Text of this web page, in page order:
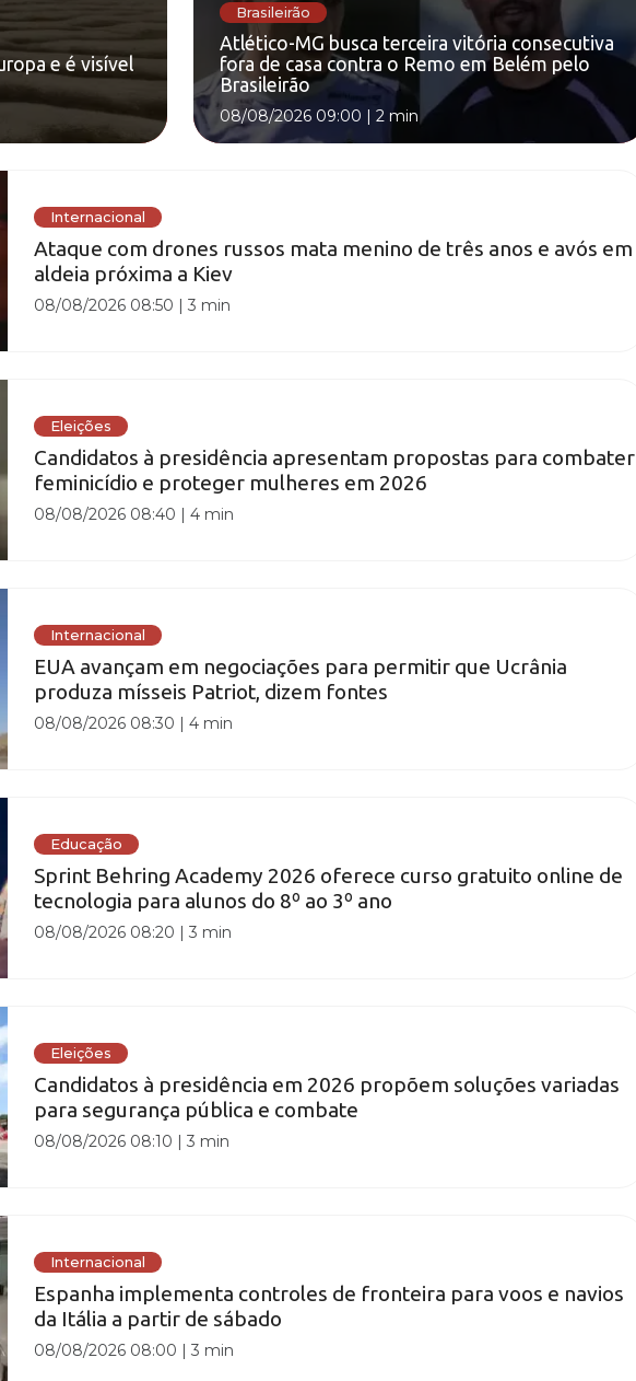
e é visível
Brasileirão
Atlético-MG busca terceira vitória consecutiva
fora de casa contra o Remo em Belém pelo
Brasileirão
08/08/2026 09:00 | 2 min
Internacional
Ataque com drones russos mata menino de três anos e avós em
aldeia próxima a Kiev
08/08/2026 08:50 |3 min
Eleições
Candidatos à presidência apresentam propostas para combater
feminicídio e proteger mulheres em 2026
08/08/2026 08:40 |4 min
Internacional
EUA avançam em negociações para permitir que Ucrânia
produza mísseis Patriot, dizem fontes
08/08/2026 08:30 |4 min
Educação
Sprint Behring Academy 2026 oferece curso gratuito online de
tecnologia para alunos do 8º ao 3º ano
08/08/2026 08:20 |3 min
Eleições
Candidatos à presidência em 2026 propõem soluções variadas
para segurança pública e combate
08/08/2026 08:10 |3 min
Internacional
Espanha implementa controles de fronteira para voos e navios
da Itália a partir de sábado
08/08/2026 08:00 |3 min